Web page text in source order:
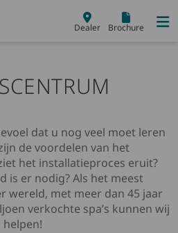
Dealer Brochure
dat u nog veel moet leren
de voordelen van het
het installatieproces eruit?
is er nodig? Als het meest
wereld, met meer dan 45 jaar
verkochte spa’s kunnen wij
helpen!